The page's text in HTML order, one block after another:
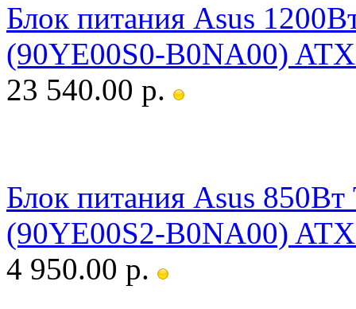
Блок питания Asus
(90YE00S0-B0NA00)
23 540.00 р.
Блок питания Asus
(90YE00S2-B0NA00)
4 950.00 р.